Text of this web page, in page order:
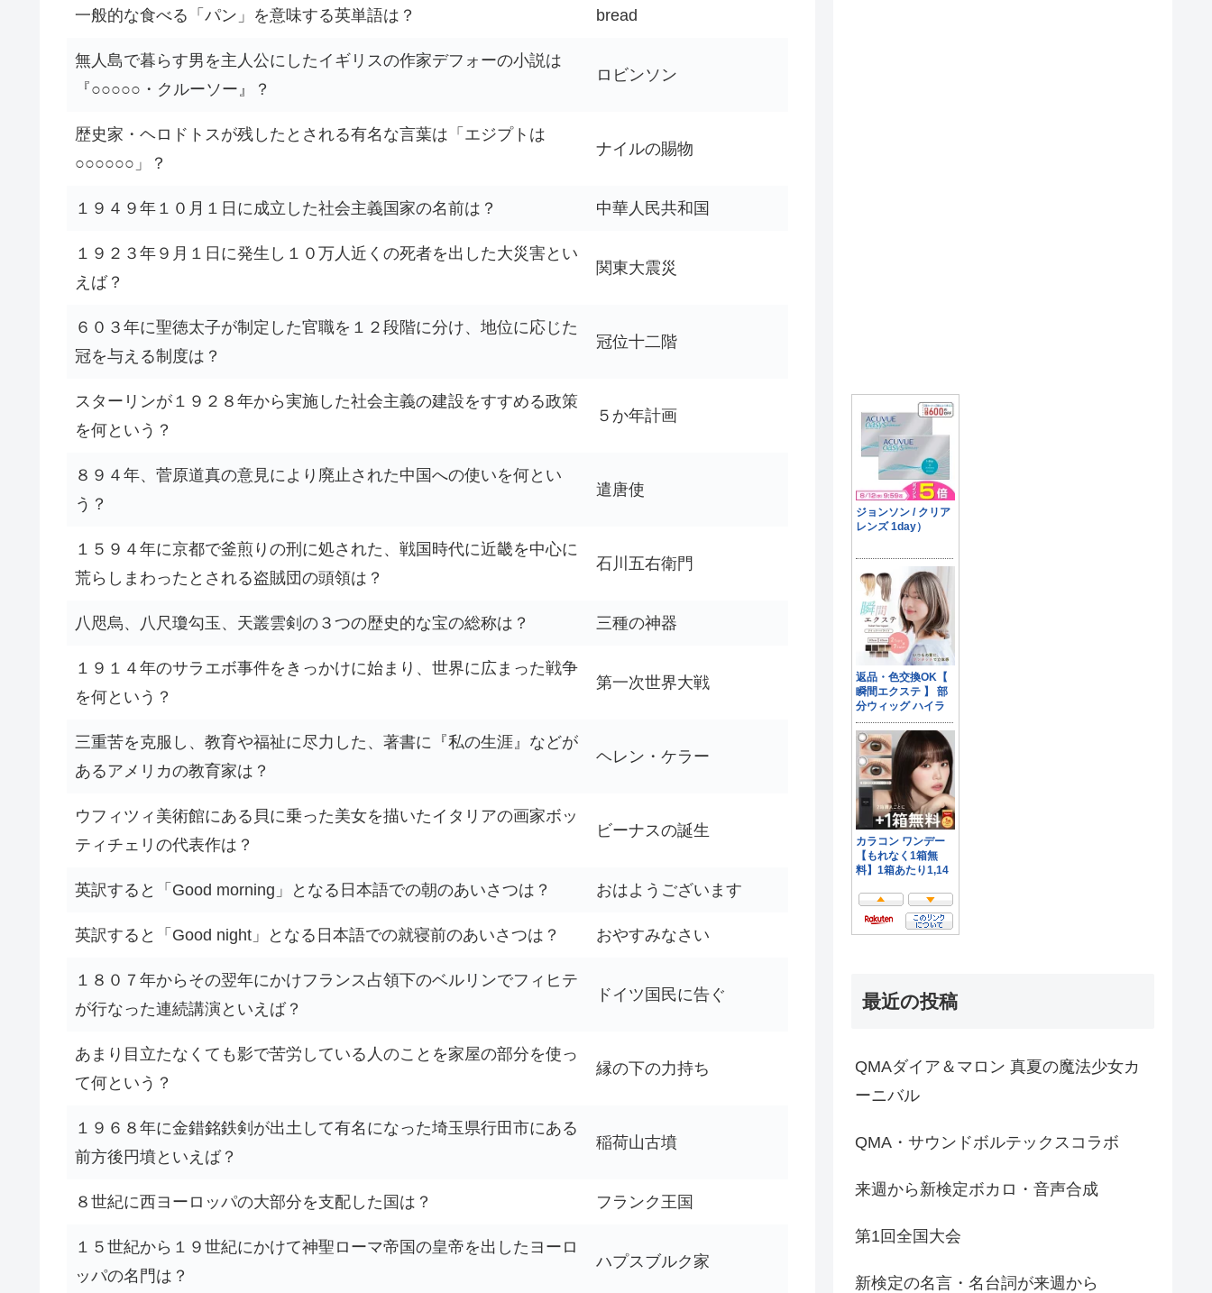
一般的な食べる「パン」を意味する英単語は？ bread
無人島で暮らす男を主人公にしたイギリスの作家デフォーの小説は
『○○○○○・クルーソー』？
ロビンソン
歴史家・ヘロドトスが残したとされる有名な言葉は「エジプトは
○○○○○○」？
ナイルの賜物
１９４９年１０月１日に成立した社会主義国家の名前は？ 中華人民共和国
１９２３年９月１日に発生し１０万人近くの死者を出した大災害とい
えば？
関東大震災
６０３年に聖徳太子が制定した官職を１２段階に分け、地位に応じた
冠を与える制度は？
冠位十二階
スターリンが１９２８年から実施した社会主義の建設をすすめる政策
を何という？
５か年計画
８９４年、菅原道真の意見により廃止された中国への使いを何とい
う？
遣唐使
１５９４年に京都で釜煎りの刑に処された、戦国時代に近畿を中心に
荒らしまわったとされる盗賊団の頭領は？
石川五右衛門
八咫烏、八尺瓊勾玉、天叢雲剣の３つの歴史的な宝の総称は？ 三種の神器
１９１４年のサラエボ事件をきっかけに始まり、世界に広まった戦争
を何という？
第一次世界大戦
三重苦を克服し、教育や福祉に尽力した、著書に『私の生涯』などが
あるアメリカの教育家は？
ヘレン・ケラー
ウフィツィ美術館にある貝に乗った美女を描いたイタリアの画家ボッ
ティチェリの代表作は？
ビーナスの誕生
英訳すると「Good morning」となる日本語での朝のあいさつは？ おはようございます
英訳すると「Good night」となる日本語での就寝前のあいさつは？ おやすみなさい
１８０７年からその翌年にかけフランス占領下のベルリンでフィヒテ
が行なった連続講演といえば？
ドイツ国民に告ぐ
あまり目立たなくても影で苦労している人のことを家屋の部分を使っ
て何という？
縁の下の力持ち
１９６８年に金錯銘鉄剣が出土して有名になった埼玉県行田市にある
前方後円墳といえば？
稲荷山古墳
８世紀に西ヨーロッパの大部分を支配した国は？ フランク王国
１５世紀から１９世紀にかけて神聖ローマ帝国の皇帝を出したヨーロ
ッパの名門は？
ハプスブルク家
最近の投稿
QMAダイア＆マロン 真夏の魔法少女カ
ーニバル
QMA・サウンドボルテックスコラボ
来週から新検定ボカロ・音声合成
第1回全国大会
新検定の名言・名台詞が来週から